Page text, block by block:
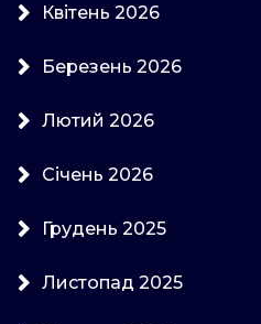
Квітень 2026
Березень 2026
Лютий 2026
Січень 2026
Грудень 2025
Листопад 2025